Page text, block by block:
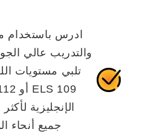
ادرس باستخدام
والتدريب عالي
تلبي مستويات
جميع أنحاء